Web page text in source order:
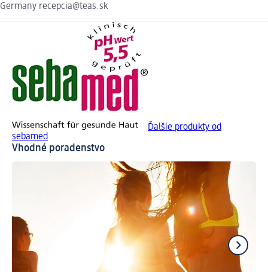
Germany recepcia@teas.sk
Ďalšie produkty od
sebamed
Vhodné poradenstvo